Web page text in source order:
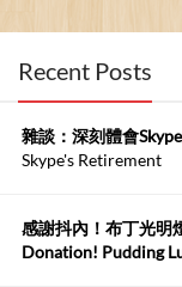
布丁布丁吃布丁
kage好像也可以下載
Anonymous:
https://github.com/t...
布丁布丁吃布丁:
我目前並沒有常駐的
Recent Posts
雜談：深刻體會
Skype's Retirement
感謝抖內！布丁光明
Donation! Pudding